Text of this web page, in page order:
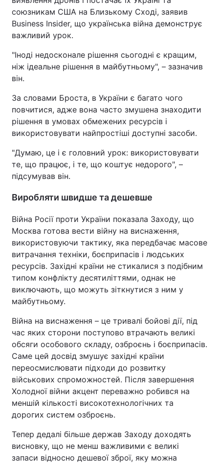
союзникам США на Близькому Сході, заявив
Business Insider, що українська війна демонструє
важливий урок.
"Іноді недосконале рішення сьогодні є кращим,
ніж ідеальне рішення в майбутньому", – зазначив
він.
За словами Броста, в України є багато чого
повчитися, адже вона часто змушена знаходити
рішення в умовах обмежених ресурсів і
використовувати найпростіші доступні засоби.
"Думаю, це і є головний урок: використовувати
те, що працює, і те, що коштує недорого", –
підсумував він.
Виробляти швидше та дешевше
Війна Росії проти України показала Заходу, що
Москва готова вести війну на виснаження,
використовуючи тактику, яка передбачає масове
витрачання техніки, боєприпасів і людських
ресурсів. Західні країни не стикалися з подібним
типом конфлікту десятиліттями, однак не
виключають, що можуть зіткнутися з ним у
майбутньому.
Війна на виснаження – це тривалі бойові дії, під
час яких сторони поступово втрачають великі
обсяги особового складу, озброєнь і боєприпасів.
Саме цей досвід змушує західні країни
переосмислювати підходи до розвитку
військових спроможностей. Після завершення
Холодної війни акцент переважно робився на
меншій кількості високотехнологічних та
дорогих систем озброєнь.
Тепер дедалі більше держав Заходу доходять
висновку, що не менш важливими є великі
запаси відносно дешевої зброї, яку можна